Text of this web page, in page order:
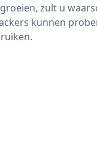
zult u
kunnen